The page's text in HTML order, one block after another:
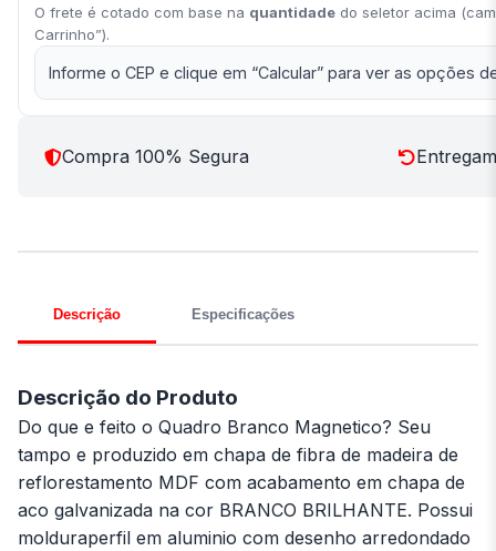
O frete é cotado com base na quantidade do seletor acima
Carrinho”).
Informe o CEP e clique em “Calcular” para ver as opções
Compra 100% Segura
Descrição Especificações
Descrição do Produto
Do que e feito o Quadro Branco Magnetico? Seu
tampo e produzido em chapa de fibra de madeira de
reflorestamento MDF com acabamento em chapa de
aco galvanizada na cor BRANCO BRILHANTE. Possui
molduraperfil em aluminio com desenho arredondado